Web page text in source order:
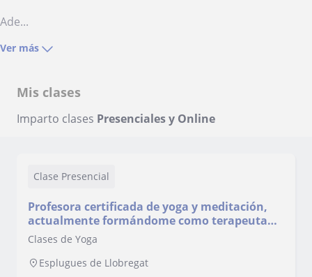
Ade...
Ver más
Mis clases
Imparto clases Presenciales y Online
Clase Presencial
Profesora certificada de yoga y meditación,
actualmente formándome como terapeuta
corporal integrativa, imparto clases
particulares, grupales y online de yoga
terapéutico,hatha yoga, vinyasa, técnicas de
Clases de Yoga
Esplugues de Llobregat